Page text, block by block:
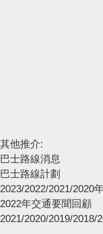
其他推介:
巴士路線消息
巴士路線計劃
2023/2022/2021/2020
2022年交通要聞回顧
2021/2020/2019/2018/